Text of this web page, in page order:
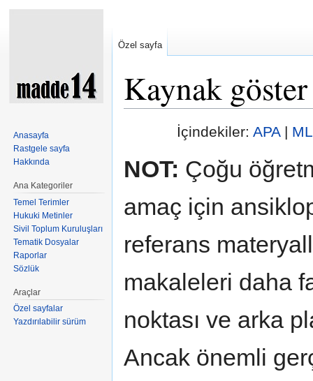
Kaynak göster
İçindekiler:APA|
NOT: Çoğu
amaç için
referans
makaleleri daha
noktası ve arka
Ancak önemli
Özel sayfa
Anasayfa
Rastgele sayfa
Hakkında
Ana Kategoriler
Temel Terimler
Hukuki Metinler
Sivil Toplum Kuruluşları
Tematik Dosyalar
Raporlar
Sözlük
Araçlar
Özel sayfalar
Yazdırılabilir sürüm